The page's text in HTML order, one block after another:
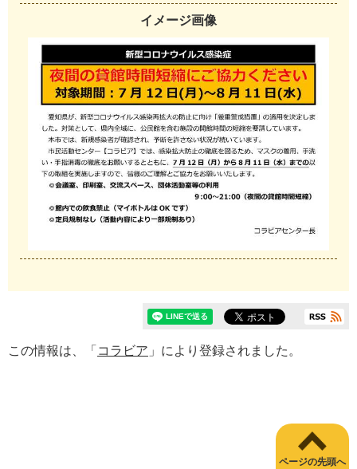
イメージ画像
この情報は、「 コラビア 」により登録されました。
ページの先頭へ